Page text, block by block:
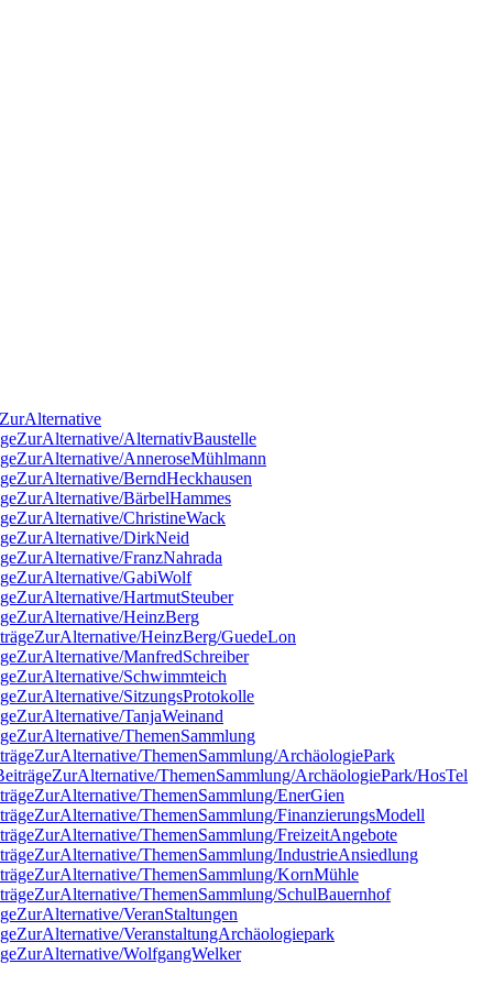
AlternativBaustelle
AnneroseMühlmann
BerndHeckhausen
BärbelHammes
ChristineWack
DirkNeid
FranzNahrada
GabiWolf
HartmutSteuber
HeinzBerg
HeinzBerg/GuedeLon
ManfredSchreiber
Schwimmteich
SitzungsProtokolle
TanjaWeinand
ThemenSammlung
ThemenSammlung/ArchäologiePark
ThemenSammlung/ArchäologiePark/HosTel
ThemenSammlung/EnerGien
ThemenSammlung/FinanzierungsModell
ThemenSammlung/FreizeitAngebote
ThemenSammlung/IndustrieAnsiedlung
ThemenSammlung/KornMühle
ThemenSammlung/SchulBauernhof
VeranStaltungen
VeranstaltungArchäologiepark
WolfgangWelker